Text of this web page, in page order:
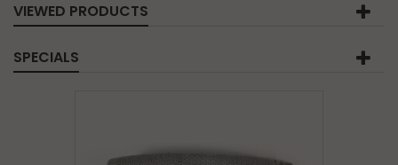
VIEWED PRODUCTS
SPECIALS